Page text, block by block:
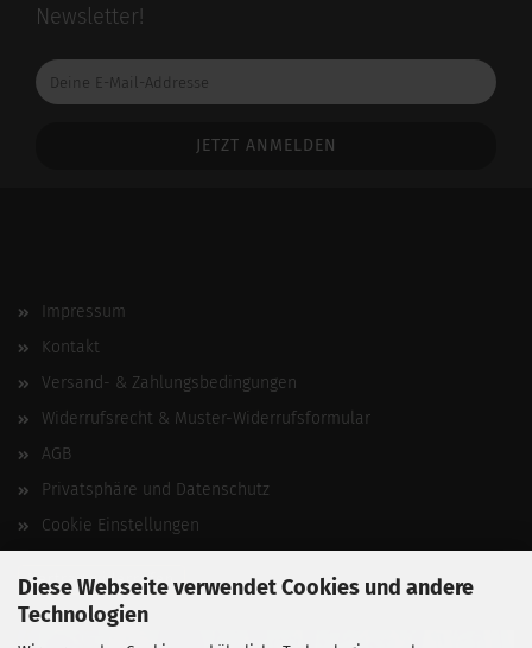
Diese Webseite verwendet Cookies und andere
Technologien
Newsletter!
Deine
E-
Impressum
Kontakt
Versand- & Zahlungsbedingungen
Widerrufsrecht & Muster-Widerrufsformular
AGB
Privatsphäre und Datenschutz
Cookie Einstellungen
Vertrag widerrufen